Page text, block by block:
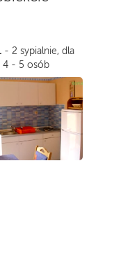
- 2 sypialnie, dla
4 - 5 osób